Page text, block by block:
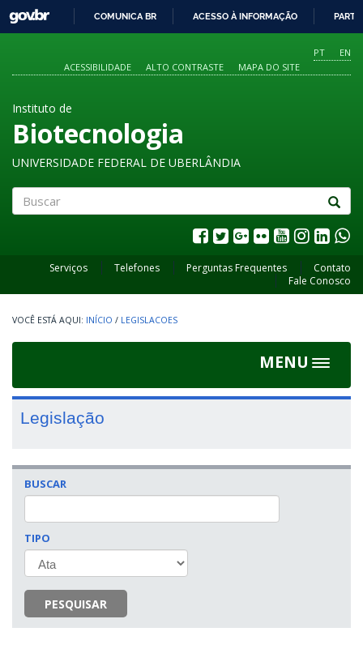
O
CONTEÚDO
GOVBR
COMUNICA BR ACESSO À INFORMAÇÃO
PT
EN
ACESSIBILIDADE
ALTO CONTRASTE MAPA DO SITE
Instituto de
Biotecnologia
UNIVERSIDADE FEDERAL DE UBERLÂNDIA
Serviços Telefones Perguntas Frequentes
Contato
Fale Conosco
INÍCIO / LEGISLACOES
MENU
Toggle
Legislação
BUSCAR
TIPO
PESQUISAR